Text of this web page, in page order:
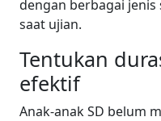
dengan berbagai
saat ujian.
Tentukan
efektif
Anak-anak SD belum